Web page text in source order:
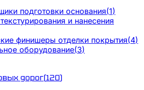
подготовки основания(1)
и нанесения
финишеры отделки покрытия(4)
оборудование(3)
дорог(120)